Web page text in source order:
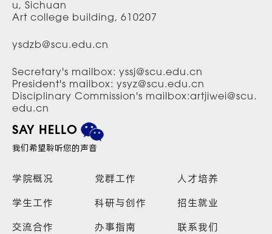
u, Sichuan
Art college building, 610207
ysdzb@scu.edu.cn
Secretary's mailbox: yssj@scu.edu.cn
President's mailbox: ysyz@scu.edu.cn
Disciplinary Commission's mailbox:artjiwei@scu.
edu.cn
SAY HELLO
我们希望聆听您的声音
学院概况 党群工作
人才培养
学生工作
科研与创作
招生就业
交流合作
办事指南 联系我们